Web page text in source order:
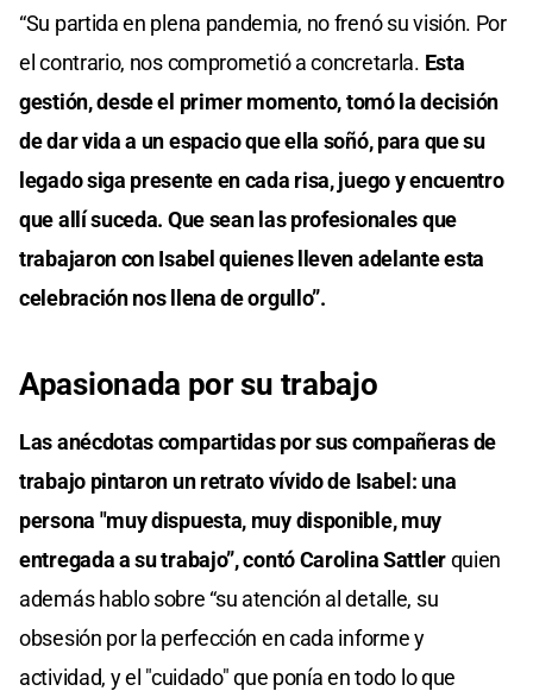
“Su partida en plena pandemia, no frenó su visión. Por
el contrario, nos comprometió a concretarla. Esta
gestión, desde el primer momento, tomó la decisión
de dar vida a un espacio que ella soñó, para que su
legado siga presente en cada risa, juego y encuentro
que allí suceda. Que sean las profesionales que
trabajaron con Isabel quienes lleven adelante esta
celebración nos llena de orgullo”.
Apasionada por su trabajo
Las anécdotas compartidas por sus compañeras de
trabajo pintaron un retrato vívido de Isabel: una
persona "muy dispuesta, muy disponible, muy
entregada a su trabajo”, contó Carolina Sattlerquien
además hablo sobre “su atención al detalle, su
obsesión por la perfección en cada informe y
actividad, y el "cuidado" que ponía en todo lo que